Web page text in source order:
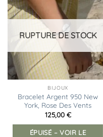
Ajouter
à la
liste
RUPTURE DE STOCK
BIJOUX
Bracelet Argent 950 New
York, Rose Des Vents
125,00 €
ÉPUISÉ – VOIR LE